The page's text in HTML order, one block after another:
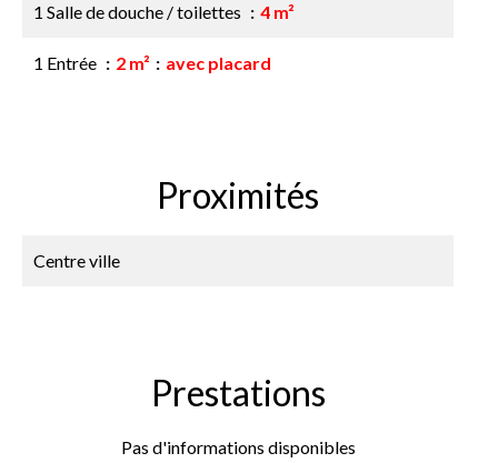
1 Salle de douche / toilettes 4 m²
1 Entrée 2 m² avec placard
Proximités
Centre ville
Prestations
Pas d'informations disponibles